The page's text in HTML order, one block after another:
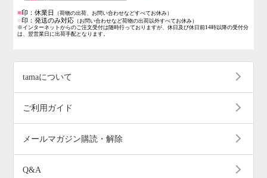
■印：休業日 （荷物の出荷、お問い合わせなどすべてお休み）
■印：発送のみ対応 （お問い合わせなど荷物の出荷以外すべてお休み）
※インターネットからのご注文受付は随時行っておりますが、休日及び休日前14時以降の受付分
は、翌営業日に出荷手配となります。
tamaについて
ご利用ガイド
メールマガジン購読・解除
Q&A